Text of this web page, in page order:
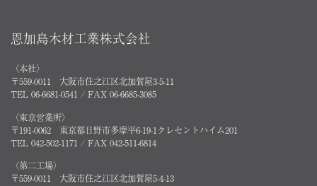
恩加島木材工業株式会社
〈本社〉
〒559-0011 大阪市住之江区北加賀屋3-5-11
TEL 06-6681-0541 / FAX 06-6685-3085
〈東京営業所〉
〒191-0062 東京都日野市多摩平6-19-1クレセントハイム201
TEL 042-502-1171 / FAX 042-511-6814
〈第二工場〉
〒559-0011 大阪市住之江区北加賀屋5-4-13